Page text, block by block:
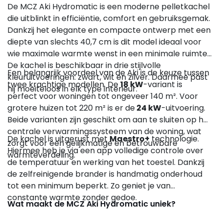
De MCZ Aki Hydromatic is een moderne pelletkachel
die uitblinkt in efficiëntie, comfort en gebruiksgemak.
Dankzij het elegante en compacte ontwerp met een
diepte van slechts 40,7 cm is dit model ideaal voor
wie maximale warmte wenst in een minimale ruimte.
De kachel is beschikbaar in drie stijlvolle
kleuruitvoeringen: zwart, wit en zilver. Daarmee past
hij moeiteloos in elk type interieur.
Een belangrijk voordeel van de Aki is de keuze tussen
twee krachtige modellen. De18 kW-variant is
perfect voor woningen tot ongeveer 140 m². Voor
grotere huizen tot 220 m² is er de24 kW-uitvoering.
Beide varianten zijn geschikt om aan te sluiten op het
centrale verwarmingssysteem van de woning, wat
zorgt voor een gelijkmatige en betrouwbare
warmteverdeling.
De kachel is uitgerust metMaestro+technologie.
Hiermee heb je via een app volledige controle over
de temperatuur en werking van het toestel. Dankzij
de zelfreinigende brander is handmatig onderhoud
tot een minimum beperkt. Zo geniet je van
constante warmte zonder gedoe.
Wat maakt de MCZ Aki Hydromatic uniek?